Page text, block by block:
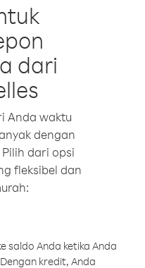
dari
Anda waktu
dengan
dari opsi
fleksibel dan
saldo Anda ketika Anda
kredit, Anda